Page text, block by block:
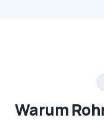
Warum